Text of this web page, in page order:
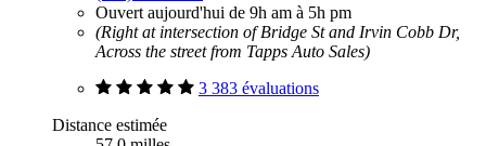
Ouvert aujourd'hui de 9h am à 5h pm
(Right at intersection of Bridge St and Irvin Cobb Dr,
Across the street from Tapps Auto Sales)
3 383 évaluations
Distance estimée